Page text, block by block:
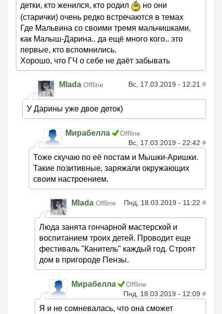
детки, кто женился, кто родил
но они
(старички) очень редко встречаются в темах
Где Мальвина со своими тремя мальчишками,
как Малыш-Дарина.. да ещё много кого.. это
первые, кто вспомнились.
Хорошо, что ГЧ о себе не даёт забывать
Mlada Offline Вс, 17.03.2019 - 12:21 #
У Дарины уже двое деток)
Мирабелла
Offline
Вс, 17.03.2019 - 22:42 #
Тоже скучаю по её постам и Мышки-Аришки.
Такие позитивные, заряжали окружающих
своим настроением.
Mlada Offline Пнд, 18.03.2019 - 11:22 #
Люда занята гончарной мастерской и
воспитанием троих детей. Проводит еще
фестиваль "Канитель" каждый год. Строят
дом в пригороде Пензы.
Мирабелла
Offline
Пнд, 18.03.2019 - 12:09 #
Я и не сомневалась, что она сможет